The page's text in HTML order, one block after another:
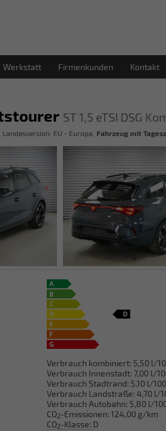
Werkstatt Firmenkunden Kontakt
ST 1,5 eTSI DSG
EU - Europa, Fahrzeug mit
Verbrauch kombiniert: 5,50 l/
Verbrauch Innenstadt: 7,00 l/
Verbrauch Stadtrand: 5,10 l/
Verbrauch Landstraße: 4,70 l/
Verbrauch Autobahn: 5,80 l/
CO2-Emissionen: 124,00 g/km
CO2-Klasse: D